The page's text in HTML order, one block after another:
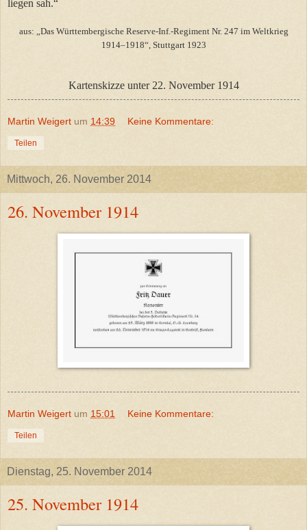
liegen sah.“
aus: „Das Württembergische Reserve-Inf.-Regiment Nr. 247 im Weltkrieg
1914–1918“, Stuttgart 1923
Kartenskizze unter 22. November 1914
Martin Weigert um 14:39 Keine Kommentare:
Teilen
Mittwoch, 26. November 2014
26. November 1914
Martin Weigert um 15:01 Keine Kommentare:
Teilen
Dienstag, 25. November 2014
25. November 1914